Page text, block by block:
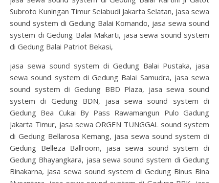
Subroto Kuningan Timur Seiabudi Jakarta Selatan, jasa sewa
sound system di Gedung Balai Komando, jasa sewa sound
system di Gedung Balai Makarti, jasa sewa sound system
di Gedung Balai Patriot Bekasi,
jasa sewa sound system di Gedung Balai Pustaka, jasa
sewa sound system di Gedung Balai Samudra, jasa sewa
sound system di Gedung BBD Plaza, jasa sewa sound
system di Gedung BDN, jasa sewa sound system di
Gedung Bea Cukai By Pass Rawamangun Pulo Gadung
Jakarta Timur, jasa sewa ORGEN TUNGGAL sound system
di Gedung Bellarosa Kemang, jasa sewa sound system di
Gedung Belleza Ballroom, jasa sewa sound system di
Gedung Bhayangkara, jasa sewa sound system di Gedung
Binakarna, jasa sewa sound system di Gedung Binus Bina